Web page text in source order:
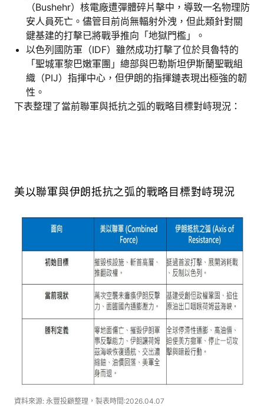
（Bushehr）核電廠遭彈體碎片擊中，導致一名物理防
安人員死亡。儘管目前尚無輻射外洩，但此類針對關
鍵基建的打擊已將戰爭推向「地獄門檻」。
以色列國防軍（IDF）雖然成功打擊了位於貝魯特的
「聖城軍黎巴嫩軍團」總部與巴勒斯坦伊斯蘭聖戰組
織（PIJ）指揮中心，但伊朗的指揮鏈表現出極強的韌
性。
下表整理了當前聯軍與抵抗之弧的戰略目標對峙現況：
美以聯軍與伊朗抵抗之弧的戰略目標對峙現況
資料來源: 永豐投顧整理，製表時間:2026.04.07